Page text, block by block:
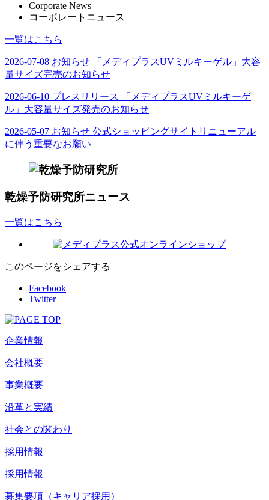
Corporate News
コーポレートニュース
一覧はこちら
2026-07-08 お知らせ
「メディプラスUVミルキーゲル」大容
量サイズ完売のお知らせ
2026-06-10 プレスリリース
「メディプラスUVミルキーゲ
ル」大容量サイズ発売のお知らせ
2026-05-07 お知らせ 公式ショッピングサイトリニューアル
に伴う重要なお願い
乾燥予防研究所ニュース
一覧はこちら
このページをシェアする
Facebook
Twitter
企業情報
会社概要
事業概要
沿革と実績
社会との関わり
採用情報
採用情報
募集要項（キャリア採用）